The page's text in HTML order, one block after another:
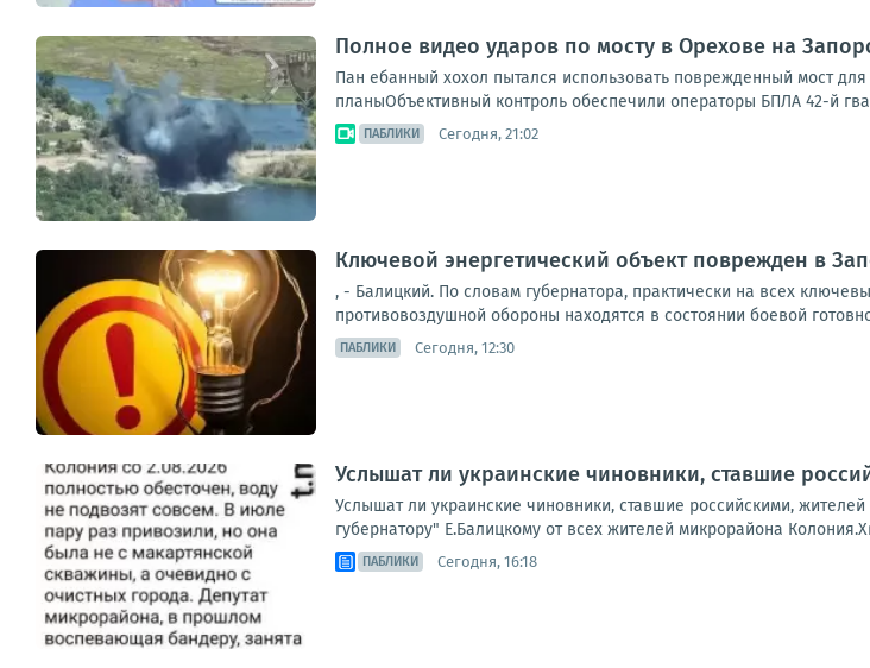
Полное видео ударов по мосту в Орехове на
Пан ебанный хохол пытался использовать поврежденный мост
планыОбъективный контроль обеспечили операторы БПЛА 42-й
ПАБЛИКИ Сегодня, 21:02
Ключевой энергетический объект поврежден в
, - Балицкий. По словам губернатора, практически на всех
противовоздушной обороны находятся в состоянии боевой
ПАБЛИКИ Сегодня, 12:30
Услышат ли украинские чиновники, ставшие
Услышат ли украинские чиновники, ставшие российскими,
губернатору" Е.Балицкому от всех жителей микрорайона
ПАБЛИКИ Сегодня, 16:18